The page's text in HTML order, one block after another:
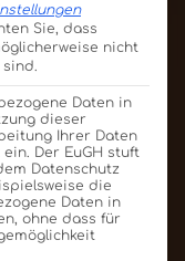
Sie, dass
nicht
Daten in
dieser
Ihrer Daten
ein. Der EuGH stuft
Datenschutz
die
Daten in
ohne dass für